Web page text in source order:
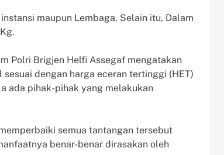
maupun Lembaga. Selain itu, Dalam
Polri Brigjen Helfi Assegaf mengatakan
dengan harga eceran tertinggi (HET)
ada pihak-pihak yang melakukan
semua tantangan tersebut
benar-benar dirasakan oleh